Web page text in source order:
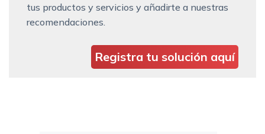
tus productos y servicios y añadirte a nuestras
recomendaciones.
Registra tu solución aquí